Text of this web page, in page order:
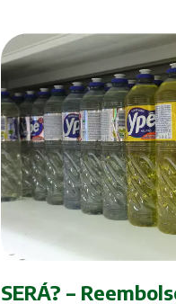
SERÁ? –